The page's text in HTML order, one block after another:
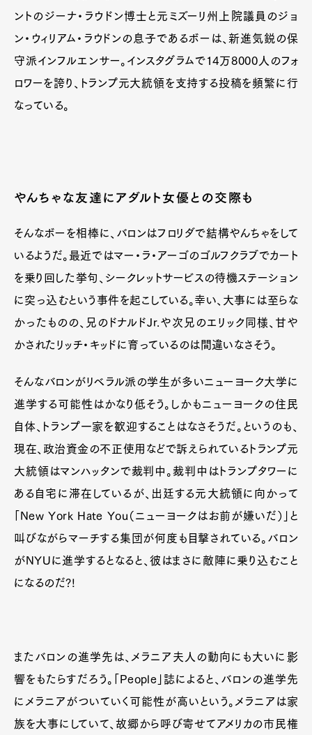
ントのジーナ・ラウドン博士と元ミズーリ州上院議員のジョ
ン・ウィリアム・ラウドンの息子であるボーは、新進気鋭の保
守派インフルエンサー。インスタグラムで14万8000人のフォ
ロワーを誇り、トランプ元大統領を支持する投稿を頻繁に行
なっている。
やんちゃな友達にアダルト女優との交際も
そんなボーを相棒に、バロンはフロリダで結構やんちゃをして
いるようだ。最近ではマー・ラ・アーゴのゴルフクラブでカート
を乗り回した挙句、シークレットサービスの待機ステーション
に突っ込むという事件を起こしている。幸い、大事には至らな
かったものの、兄のドナルドJr.や次兄のエリック同様、甘や
かされたリッチ・キッドに育っているのは間違いなさそう。
そんなバロンがリベラル派の学生が多いニューヨーク大学に
進学する可能性はかなり低そう。しかもニューヨークの住民
自体、トランプ一家を歓迎することはなさそうだ。というのも、
現在、政治資金の不正使用などで訴えられているトランプ元
大統領はマンハッタンで裁判中。裁判中はトランプタワーに
ある自宅に滞在しているが、出廷する元大統領に向かって
「New York Hate You（ニューヨークはお前が嫌いだ）」と
叫びながらマーチする集団が何度も目撃されている。バロン
がNYUに進学するとなると、彼はまさに敵陣に乗り込むこと
になるのだ?!
またバロンの進学先は、メラニア夫人の動向にも大いに影
響をもたらすだろう。「People」誌によると、バロンの進学先
にメラニアがついていく可能性が高いという。メラニアは家
族を大事にしていて、故郷から呼び寄せてアメリカの市民権